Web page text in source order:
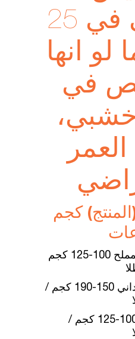
الطبيعي في 25
لو انها
في
كجم
بذور عباد الشمس المملح 100-125 كجم
المملحة الفول السوداني 150-190 كجم /
بذور الضخ الصفراء 100-125 كجم /